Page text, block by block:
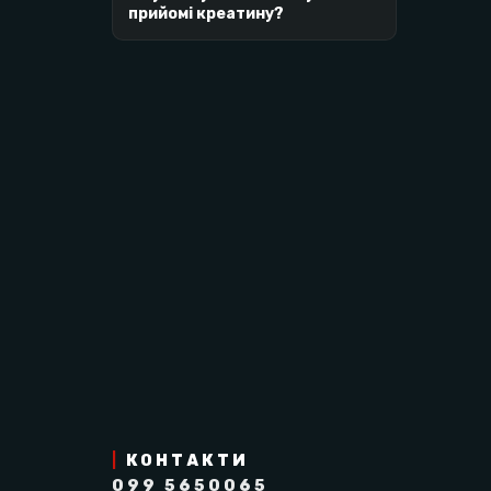
L-глютамін: 2031 мг
Вітамін C: 15 мг (18,75% від
прийомі креатину?
КОНТАКТИ
099 5650065